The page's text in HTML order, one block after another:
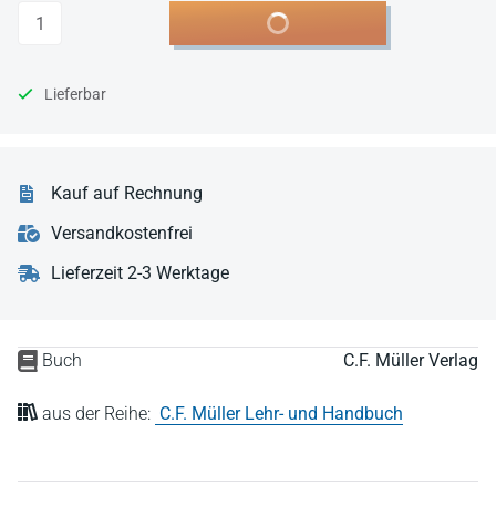
Buch C.F. Müller Verlag
aus der Reihe: C.F. Müller Lehr- und Handbuch
Anzahl In den Warenkorb
Lieferbar
Kauf auf Rechnung
Versandkostenfrei
Lieferzeit 2-3 Werktage